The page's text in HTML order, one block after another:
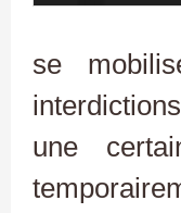
se
une